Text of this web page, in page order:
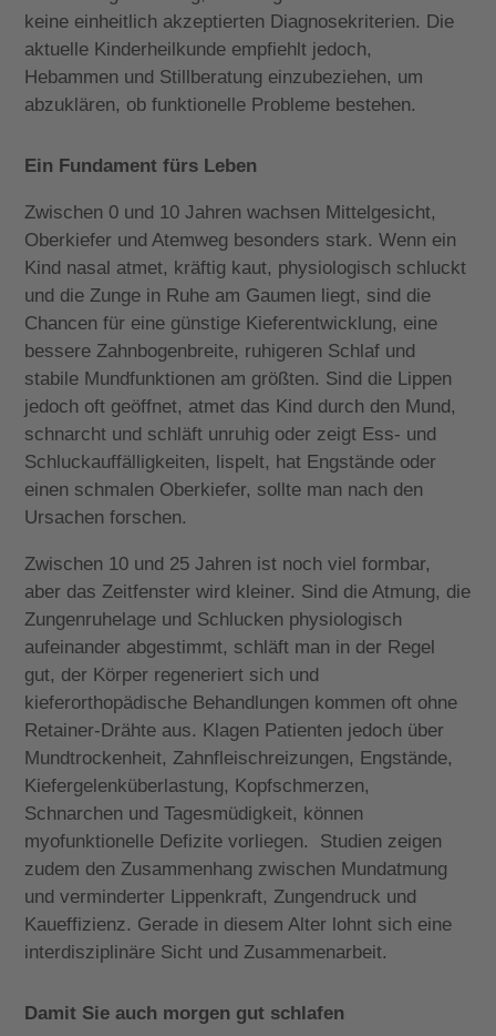
keine einheitlich akzeptierten Diagnosekriterien. Die
aktuelle Kinderheilkunde empfiehlt jedoch,
Hebammen und Stillberatung einzubeziehen, um
abzuklären, ob funktionelle Probleme bestehen.
Ein Fundament fürs Leben
Zwischen 0 und 10 Jahren wachsen Mittelgesicht,
Oberkiefer und Atemweg besonders stark. Wenn ein
Kind nasal atmet, kräftig kaut, physiologisch schluckt
und die Zunge in Ruhe am Gaumen liegt, sind die
Chancen für eine günstige Kieferentwicklung, eine
bessere Zahnbogenbreite, ruhigeren Schlaf und
stabile Mundfunktionen am größten. Sind die Lippen
jedoch oft geöffnet, atmet das Kind durch den Mund,
schnarcht und schläft unruhig oder zeigt Ess- und
Schluckauffälligkeiten, lispelt, hat Engstände oder
einen schmalen Oberkiefer, sollte man nach den
Ursachen forschen.
Zwischen 10 und 25 Jahren ist noch viel formbar,
aber das Zeitfenster wird kleiner. Sind die Atmung, die
Zungenruhelage und Schlucken physiologisch
aufeinander abgestimmt, schläft man in der Regel
gut, der Körper regeneriert sich und
kieferorthopädische Behandlungen kommen oft ohne
Retainer-Drähte aus. Klagen Patienten jedoch über
Mundtrockenheit, Zahnfleischreizungen, Engstände,
Kiefergelenküberlastung, Kopfschmerzen,
Schnarchen und Tagesmüdigkeit, können
myofunktionelle Defizite vorliegen.
Studien zeigen
zudem den Zusammenhang zwischen Mundatmung
und verminderter Lippenkraft, Zungendruck und
Kaueffizienz. Gerade in diesem Alter lohnt sich eine
interdisziplinäre Sicht und Zusammenarbeit.
Damit Sie auch morgen gut schlafen